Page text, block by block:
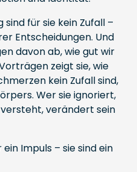
für sie kein Zufall –
Entscheidungen. Und
davon ab, wie gut wir
zeigt sie, wie
kein Zufall sind,
Wer sie ignoriert,
verändert sein
Impuls – sie sind ein